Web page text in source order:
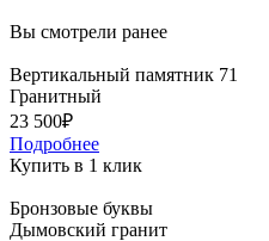
Вы смотрели ранее
Вертикальный памятник 71
Гранитный
23 500₽
Подробнее
Купить в 1 клик
Бронзовые буквы
Дымовский гранит